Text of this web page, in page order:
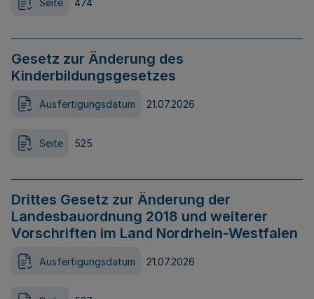
Gesetz zur Änderung des
Kinderbildungsgesetzes
Ausfertigungsdatum 21.07.2026
Seite 525
Drittes Gesetz zur Änderung der
Landesbauordnung 2018 und weiterer
Vorschriften im Land Nordrhein-Westfalen
Ausfertigungsdatum 21.07.2026